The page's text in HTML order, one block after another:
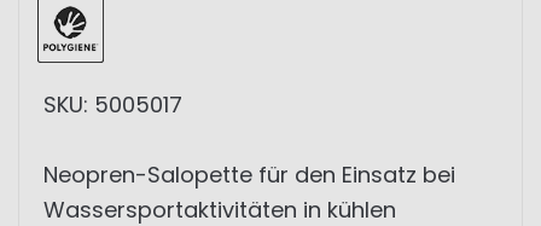
SKU: 5005017
Neopren-Salopette für den Einsatz bei
Wassersportaktivitäten in kühlen